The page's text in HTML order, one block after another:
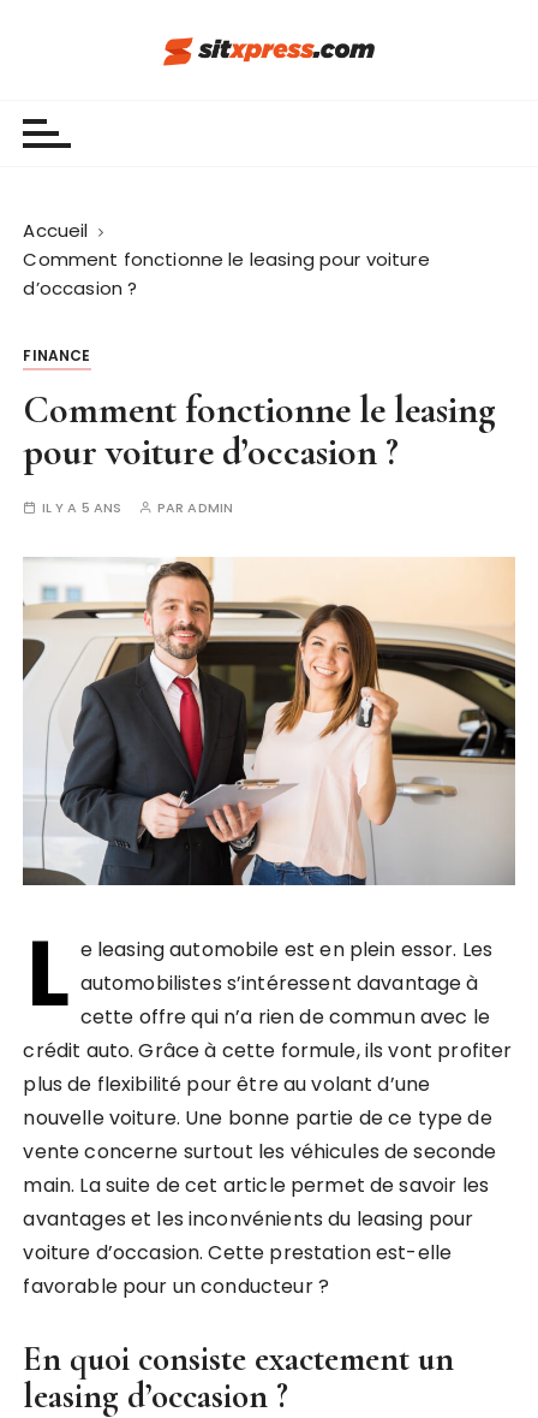
Accueil
Comment fonctionne le leasing pour voiture
d’occasion ?
FINANCE
Comment fonctionne le leasing
pour voiture d’occasion ?
IL Y A 5 ANS PARADMIN
L e leasing automobile est en plein essor. Les
automobilistes s’intéressent davantage à
cette offre qui n’a rien de commun avec le
crédit auto. Grâce à cette formule, ils vont profiter
plus de flexibilité pour être au volant d’une
nouvelle voiture. Une bonne partie de ce type de
vente concerne surtout les véhicules de seconde
main. La suite de cet article permet de savoir les
avantages et les inconvénients du leasing pour
voiture d’occasion. Cette prestation est-elle
favorable pour un conducteur ?
En quoi consiste exactement un
leasing d’occasion ?